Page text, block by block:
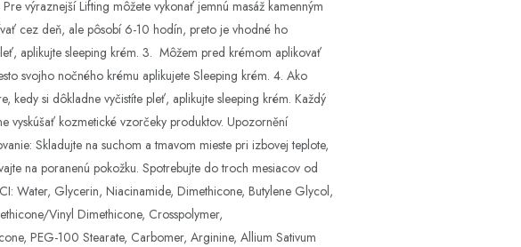
výraznejší Lifting môžete vykonať jemnú masáž kamenným
cez deň, ale pôsobí 6-10 hodín, preto je vhodné ho
aplikujte sleeping krém. 3. Môžem pred krémom aplikovať
svojho nočného krému aplikujete Sleeping krém. 4. Ako
si dôkladne vyčistíte pleť, aplikujte sleeping krém. Každý
vyskúšať kozmetické vzorčeky produktov. Upozornění
Skladujte na suchom a tmavom mieste pri izbovej teplote,
na poranenú pokožku. Spotrebujte do troch mesiacov od
Water, Glycerin, Niacinamide, Dimethicone, Butylene Glycol,
Vinyl Dimethicone, Crosspolymer,
PEG-100 Stearate, Carbomer, Arginine, Allium Sativum